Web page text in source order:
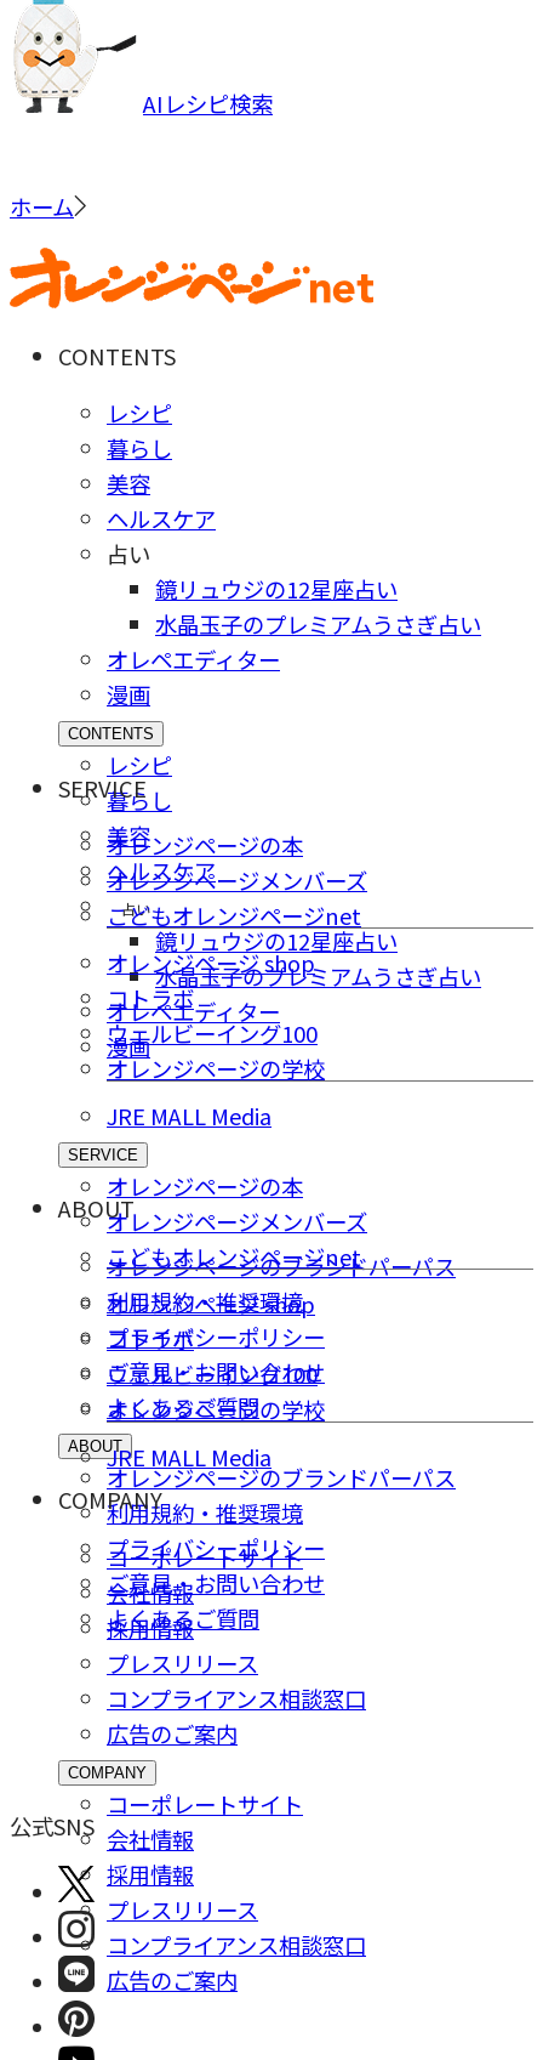
AIレシピ検索
ホーム
CONTENTS
レシピ
暮らし
美容
ヘルスケア
占い
鏡リュウジの12星座占い
水晶玉子のプレミアムうさぎ占い
オレペエディター
漫画
CONTENTS
レシピ
暮らし
美容
ヘルスケア
占い
鏡リュウジの12星座占い
水晶玉子のプレミアムうさぎ占い
オレペエディター
漫画
SERVICE
オレンジページの本
オレンジページメンバーズ
こどもオレンジページnet
オレンジページ shop
コトラボ
ウェルビーイング100
オレンジページの学校
JRE MALL Media
SERVICE
オレンジページの本
オレンジページメンバーズ
こどもオレンジページnet
オレンジページ shop
コトラボ
ウェルビーイング100
オレンジページの学校
JRE MALL Media
ABOUT
オレンジページのブランドパーパス
利用規約・推奨環境
プライバシーポリシー
ご意⾒・お問い合わせ
よくあるご質問
ABOUT
オレンジページのブランドパーパス
利用規約・推奨環境
プライバシーポリシー
ご意⾒・お問い合わせ
よくあるご質問
COMPANY
コーポレートサイト
会社情報
採⽤情報
プレスリリース
コンプライアンス相談窓⼝
広告のご案内
COMPANY
コーポレートサイト
会社情報
採⽤情報
プレスリリース
コンプライアンス相談窓⼝
広告のご案内
公式SNS